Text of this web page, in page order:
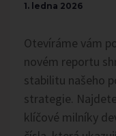
1. ledna 2026
Otevíráme vám
novém reportu
stabilitu našeho
strategie.
klíčové milníky